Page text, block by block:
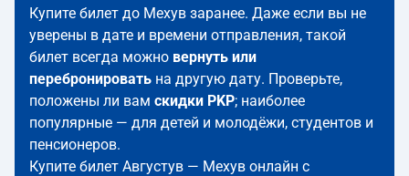
Купите билет до Мехув заранее. Даже если вы не
уверены в дате и времени отправления, такой
билет всегда можно вернуть или
перебронировать на другую дату. Проверьте,
положены ли вам скидки PKP; наиболее
популярные — для детей и молодёжи, студентов и
пенсионеров.
Купите билет Августув — Мехув онлайн с